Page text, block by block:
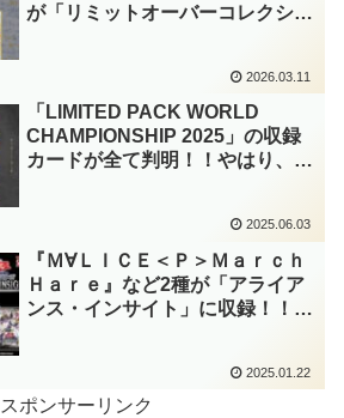
が「リミットオーバーコレクショ
の「Ｍ∀ＬＩＣＥ(マリス)」でし
たか！！【遊戯王OCG】
2026.03.11
「LIMITED PACK WORLD
CHAMPIONSHIP 2025」の収録
カードが全て判明！！やはり、環
のレアリティアップ、嬉しいです
ね～。【遊戯王OCG】
2025.06.03
『Ｍ∀ＬＩＣＥ＜Ｐ＞Ｍａｒｃｈ
Ｈａｒｅ』など2種が「アライア
ンス・インサイト」に収録！！
ーンの自己特殊召喚効果！！無効
効果の速攻魔法も強い……。【遊
2025.01.22
スポンサーリンク